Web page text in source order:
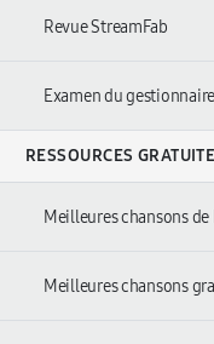
Revue StreamFab
Examen du
RESSOURCES
Meilleures chansons
Meilleures chansons